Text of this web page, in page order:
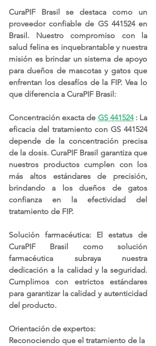
CuraPIF Brasil se destaca como un
proveedor confiable de GS 441524 en
Brasil. Nuestro compromiso con la
salud felina es inquebrantable y nuestra
misión es brindar un sistema de apoyo
para dueños de mascotas y gatos que
enfrentan los desafíos de la FIP. Vea lo
que diferencia a CuraPIF Brasil:
Concentración exacta de GS 441524 : La
eficacia del tratamiento con GS 441524
depende de la concentración precisa
de la dosis. CuraPIF Brasil garantiza que
nuestros productos cumplen con los
más altos estándares de precisión,
brindando a los dueños de gatos
confianza en la efectividad del
tratamiento de FIP.
Solución farmacéutica: El estatus de
CuraPIF Brasil como solución
farmacéutica subraya nuestra
dedicación a la calidad y la seguridad.
Cumplimos con estrictos estándares
para garantizar la calidad y autenticidad
del producto.
Orientación de expertos:
Reconociendo que el tratamiento de la